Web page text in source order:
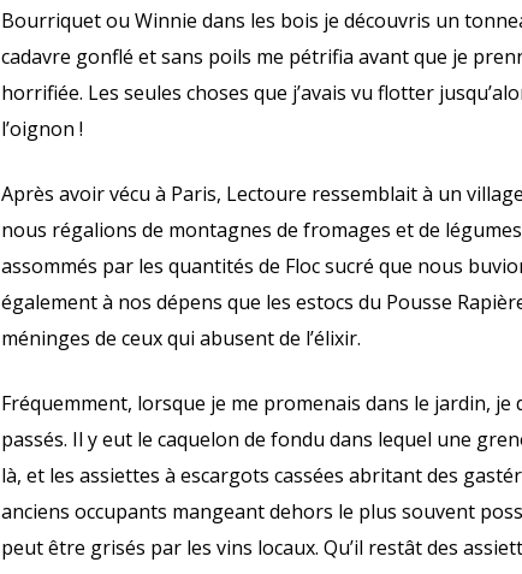
Bourriquet ou Winnie dans les bois je découvris un
cadavre gonflé et sans poils me pétrifia avant que je
horrifiée. Les seules choses que j’avais vu flotter
l’oignon !
Après avoir vécu à Paris, Lectoure ressemblait à un
nous régalions de montagnes de fromages et de
assommés par les quantités de Floc sucré que nous
également à nos dépens que les estocs du Pousse
méninges de ceux qui abusent de l’élixir.
Fréquemment, lorsque je me promenais dans le jardin,
passés. Il y eut le caquelon de fondu dans lequel une
là, et les assiettes à escargots cassées abritant des
anciens occupants mangeant dehors le plus souvent
peut être grisés par les vins locaux. Qu’il restât des